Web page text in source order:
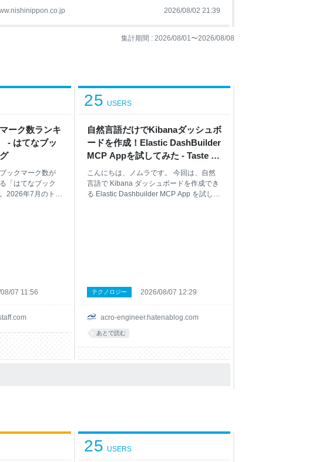
2026/08/02 21:39
集計期間 : 2026/08/01 〜2026/08/08
ーク数ランキ
- はてなブッ
ックマーク数が
「はてなブック
2026年7月のトッ
パワポ420点｜う
をとりまく思想 -
書の公表及び役
07 11:56
自然言語だけでKibanaダッシュボ
ードを作成！Elastic DashBuilder
MCP Appを試してみた - Taste of
Tech Topics
25 USERS
acro-engineer.hatenablog.com
こんにちは、ノムラです。 今回は、自然
言語で Kibana ダッシュボードを作成でき
る Elastic Dashbuilder MCP App を試して
時間がかかります。 そこで本記事では、
Kibana のサンプルデータを利用し、
で依頼して、ダッシュボード作成から
Kibana へのエクスポートまでを試してみ
テクノロジー 2026/08/07 12:29
あとで読む
25 USERS